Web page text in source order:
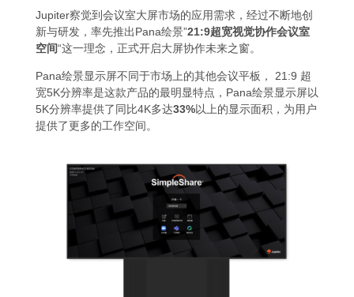
Jupiter察觉到会议室大屏市场的应用需求，经过不断地创
新与研发，率先推出Pana绘景”21:9超宽视觉协作会议室
空间“这一理念，正式开启大屏协作未来之窗。
Pana绘景显示屏不同于市场上的其他会议平板， 21:9 超
宽5K分辨率是这款产品的最明显特点，Pana绘景显示屏以
5K分辨率提供了同比4K多达33%以上的显示面积，为用户
提供了更多的工作空间。